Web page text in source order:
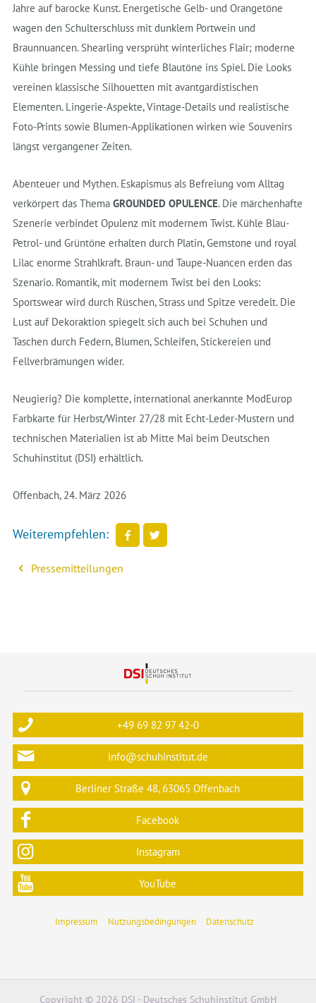
Jahre auf barocke Kunst. Energetische Gelb- und Orangetöne
wagen den Schulterschluss mit dunklem Portwein und
Braunnuancen. Shearling versprüht winterliches Flair; moderne
Kühle bringen Messing und tiefe Blautöne ins Spiel. Die Looks
vereinen klassische Silhouetten mit avantgardistischen
Elementen. Lingerie-Aspekte, Vintage-Details und realistische
Foto-Prints sowie Blumen-Applikationen wirken wie Souvenirs
längst vergangener Zeiten.
Abenteuer und Mythen. Eskapismus als Befreiung vom Alltag
verkörpert das Thema GROUNDED OPULENCE. Die märchenhafte
Szenerie verbindet Opulenz mit modernem Twist. Kühle Blau-
Petrol- und Grüntöne erhalten durch Platin, Gemstone und royal
Lilac enorme Strahlkraft. Braun- und Taupe-Nuancen erden das
Szenario. Romantik, mit modernem Twist bei den Looks:
Sportswear wird durch Rüschen, Strass und Spitze veredelt. Die
Lust auf Dekoraktion spiegelt sich auch bei Schuhen und
Taschen durch Federn, Blumen, Schleifen, Stickereien und
Fellverbrämungen wider.
Neugierig? Die komplette, international anerkannte ModEurop
Farbkarte für Herbst/Winter 27/28 mit Echt-Leder-Mustern und
technischen Materialien ist ab Mitte Mai beim Deutschen
Schuhinstitut (DSI) erhältlich.
Offenbach, 24. März 2026
Weiterempfehlen:
Pressemitteilungen
+49 69 82 97 42-0
info@schuhinstitut.de
Berliner Straße 48, 63065 Offenbach
Facebook
Instagram
YouTube
Impressum Nutzungsbedingungen Datenschutz
Copyright © 2026 DSI - Deutsches Schuhinstitut GmbH